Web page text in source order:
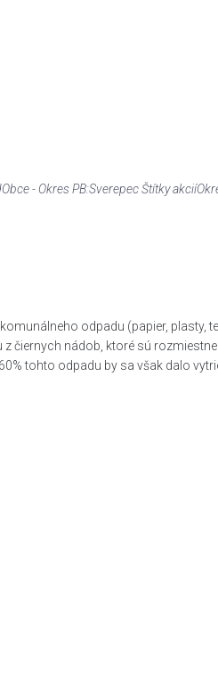
Obce - Okres PB:SverepecŠtítky akcií
odpadu (papier, plasty,
nádob, ktoré sú
tohto odpadu by sa však dalo